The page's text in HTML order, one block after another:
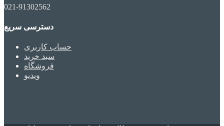
021-91302562
دسترسی سریع
حساب کاربری
سبد خرید
فروشگاه
ویدیو